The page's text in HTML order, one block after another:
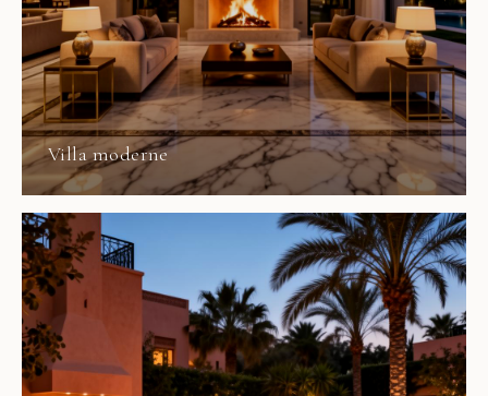
Villa moderne